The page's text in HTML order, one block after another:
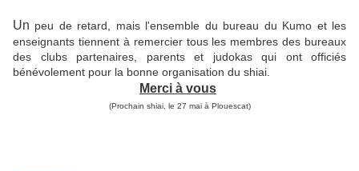
Un peu de retard, mais l'ensemble du bureau du Kumo et les
enseignants tiennent à remercier tous les membres des bureaux
des clubs partenaires, parents et judokas qui ont officiés
bénévolement pour la bonne organisation du shiai.
Merci à vous
(Prochain shiai, le 27 mai à Plouescat)